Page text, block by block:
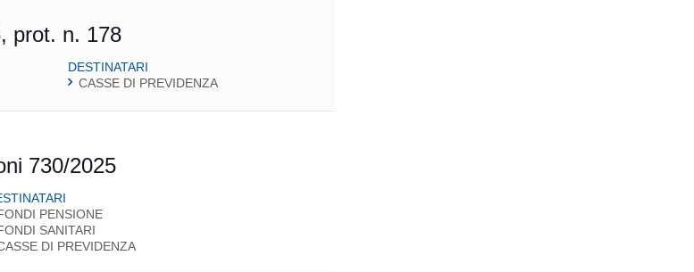
prot. n. 178
DESTINATARI
CASSE DI PREVIDENZA
730/2025
PENSIONE
SANITARI
DI PREVIDENZA